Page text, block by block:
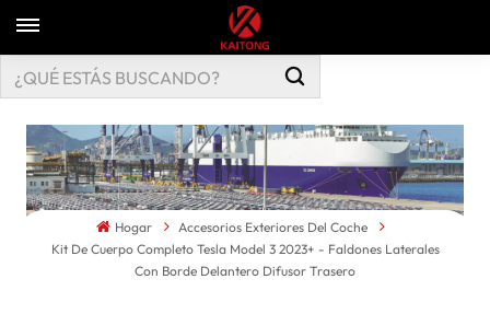
Hogar
Accesorios Exteriores Del Coche
Kit De Cuerpo Completo Tesla Model 3 2023+ - Faldones Laterales
Con Borde Delantero Difusor Trasero